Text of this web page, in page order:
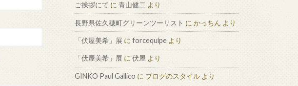
ご挨拶にて に 青山健二 より
長野県佐久穂町グリーンツーリスト に かっちん より
「伏屋美希」展 に forcequipe より
「伏屋美希」展 に 伏屋 より
GINKO Paul Gallico に ブログのスタイル より